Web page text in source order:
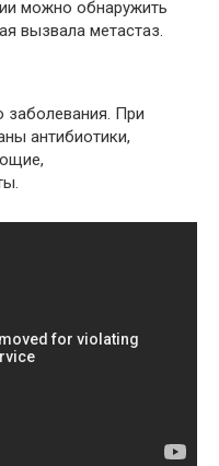
можно обнаружить
вызвала метастаз.
заболевания. При
антибиотики,